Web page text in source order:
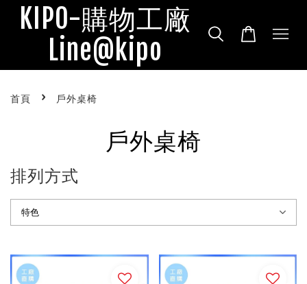
KIPO-購物工廠
Line@kipo
首頁 › 戶外桌椅
戶外桌椅
排列方式